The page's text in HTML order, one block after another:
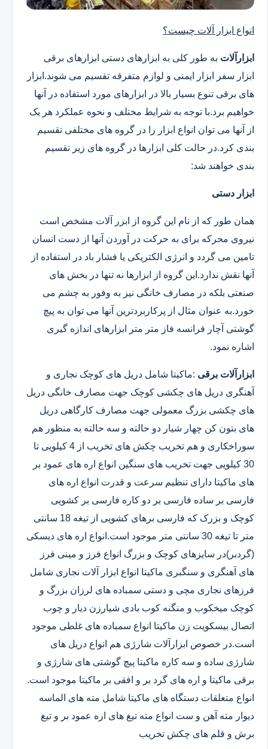
انواع ابزار آلات چیست؟
ابزارآلات به طور کلی به ابزارهای دستی ابزارهای برقی
ابزار سفر ابزار ایمنی و لوازم متفرقه تقسیم می شوند.ابزار
های برقی تنوع بسیار بالا در ابزارهای مورد استفاده در آنها
خواهیم برد.با توجه به شرایط مختلف و نحوه عملکرد هر یک
از آنها می توان انواع ابزار را در گروه های مختلفی تقسیم
بندی کرد.در حالت کلی ابزارها در گروه های زیر تقسیم
بندی خواهند شد:
ابزار دستی
همان طور که از نام این گروه از ابزر آلات مشخص است
نیروی محرکه برای به حرکت در آوردن آنها از دست انسان
تامین می گردد و انرژی الکتریکی یا فشار باد در استفاده از
آنها نقش ندارد.این گروه از ابزارها نه تنها در بخش های
صنعتی بلکه در مصارف خانگی نیز به وفور به چشم می
خورد.به عنوان مثال از پرکاربردترین آنها می توان به پیچ
گوشتی آچار فرانسه فاز متر متر ابزارهای اندازه گیری
اشاره نمود.
ابزارآلات برقی :ماکیتا شامل دریل های کوچک نجاری و
آهنگری دریل های چکشی کوچک جهت مصارف خانگی دریل
های چکشی بزرگ معمولی جهت مصارف کارگاهی دریل
های بتون کن چهار شیار دو حالته و سه حالته به منظور هم
سوراخکاری و هم تخریب چکش های تخریب از 4 کیلویی تا
30 کیلویی جهت تخریب های سنگین انواع اره های عمود بر
های ماکیتا دارای تنظیم سرعت و قدرت انواع اره های
فارسی بر ساده فارسی بر دو کاره فارسی بر کشویی
کوچک و بزرک که فارسی برهای کشویی از تیغه 18 سانتی
متر تا تیغه 30 سانتی متر موجود است.انواع اره های دیسکی
(گردبر)در سایزهای کوچک و بزرگ انواع فرز و مینی فرز
های آهنگری و سنگبری ماکیتا انواع ابزار آلات نجاری شامل
فرزهای نجاری مچی و دستی سمباده های لرزان بزرگ و
کوچک میخکوب و منگنه کوب بادی شیارزن دیار و چوب
اتصال بیسکویت زن ماکیتا انواع سمباده های غلطی موجود
است.در خصوص ابزارآلات شارژی هم انواع دریل های
شارژی ساده و سه کاره ماکیتا پیچ گوشتی های شارژی و
برقی ماکیتا و اره های گرد بر و افقی بر ماکیتا موجود است.
انواع متعلقات دستگاه های ماکیتا شامل مته های الماسه
دیوار مته آهن و ست انواع مته تیغ های اره عمود بر و تیغ
برش و قلم های چکش تخریب